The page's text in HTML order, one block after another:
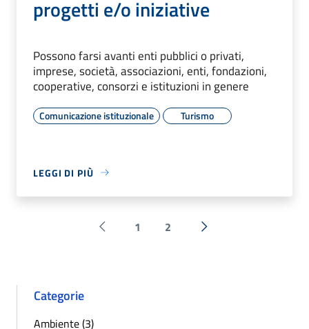
progetti e/o iniziative
Possono farsi avanti enti pubblici o privati,
imprese, società, associazioni, enti, fondazioni,
cooperative, consorzi e istituzioni in genere
Comunicazione istituzionale Turismo
LEGGI DI PIÙ
Pagina precedente
1 2
Successiva »
Categorie
Ambiente (3)